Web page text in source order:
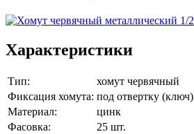
Характеристики
Тип:
хомут червячный
Фиксация хомута: под отвертку (ключ)
Материал:
цинк
Фасовка:
25 шт.